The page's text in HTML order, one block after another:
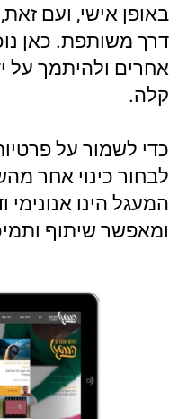
באופן אישי, ועם
דרך משותפת. כאן
אחרים ולהיתמך על
קלה.
כדי לשמור על
לבחור כינוי אחר
המעגל הינו
ומאפשר שיתוף